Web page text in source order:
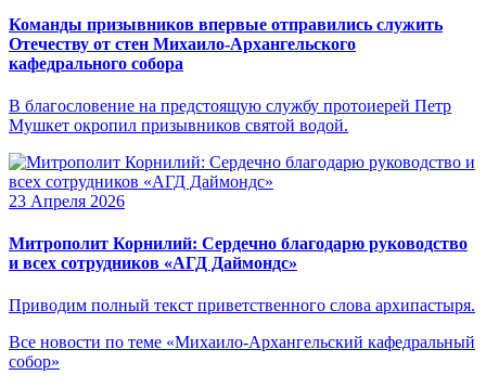
Команды призывников впервые отправились служить
Отечеству от стен Михаило-Архангельского
кафедрального собора
В благословение на предстоящую службу протоиерей Петр
Мушкет окропил призывников святой водой.
23 Апреля 2026
Митрополит Корнилий: Сердечно благодарю руководство
и всех сотрудников «АГД Даймондс»
Приводим полный текст приветственного слова архипастыря.
Все новости по теме «Михаило-Архангельский кафедральный
собор»